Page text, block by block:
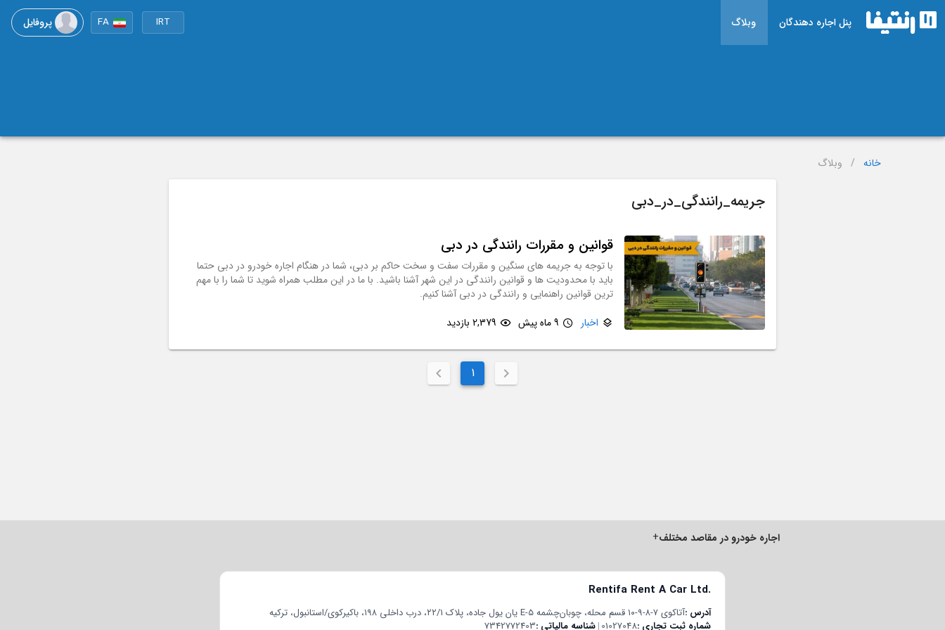
پنل اجاره دهندگان وبلاگ IRT
FA پروفایل
خانه / وبلاگ
جریمه_رانندگی_در_دبی
قوانین و مقررات رانندگی در دبی
با توجه به جریمه های سنگین و مقررات سفت و سخت حاکم بر دبی، شما در هنگام اجاره خودرو در دبی حتما
باید با محدودیت ها و قوانین رانندگی در این شهر آشنا باشید. با ما در این مطلب همراه شوید تا شما را با مهم
ترین قوانین راهنمایی و رانندگی در دبی آشنا کنیم.
اخبار
9 ماه پیش 2,379 بازدید
1
اجاره خودرو در مقاصد مختلف+
Rentifa Rent A Car Ltd.
آدرس آتاکوی ۷-۸-۹-۱۰ قسم محله، چوبان‌چشمه E-5 یان یول جاده، پلاک ۲۲/۱، درب داخلی ۱۹۸، باکیرکوی/استانبول، ترکیه
شماره ثبت تجاری 01027048
|شناسه مالیاتی 7342772403